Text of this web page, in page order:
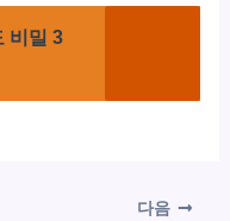
비밀 3
다음